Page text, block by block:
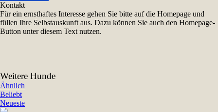
Kontakt
Für ein ernsthaftes Interesse gehen Sie bitte auf die Homepage und
füllen Ihre Selbstauskunft aus. Dazu können Sie auch den Homepage-
Button unter diesem Text nutzen.
Weitere Hunde
Ähnlich
Beliebt
Neueste